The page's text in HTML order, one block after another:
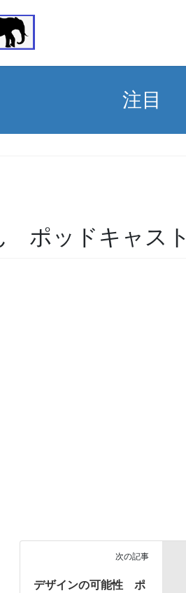
注目
ポッドキャスト
次の記事
デザインの可能性 ポ